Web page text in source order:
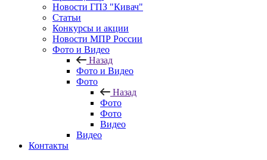
Новости ГПЗ "Кивач"
Статьи
Конкурсы и акции
Новости МПР России
Фото и Видео
Назад
Фото и Видео
Фото
Назад
Фото
Фото
Видео
Видео
Контакты